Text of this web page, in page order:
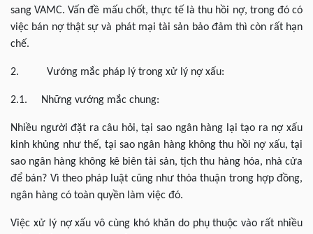
sang VAMC. Vấn đề mấu chốt, thực tế là thu hồi nợ, trong đó có
việc bán nợ thật sự và phát mại tài sản bảo đảm thì còn rất hạn
chế.
2. Vướng mắc pháp lý trong xử lý nợ xấu:
2.1. Những vướng mắc chung:
Nhiều người đặt ra câu hỏi, tại sao ngân hàng lại tạo ra nợ xấu
kinh khủng như thế, tại sao ngân hàng không thu hồi nợ xấu, tại
sao ngân hàng không kê biên tài sản, tịch thu hàng hóa, nhà cửa
để bán? Vì theo pháp luật cũng như thỏa thuận trong hợp đồng,
ngân hàng có toàn quyền làm việc đó.
Việc xử lý nợ xấu vô cùng khó khăn do phụ thuộc vào rất nhiều